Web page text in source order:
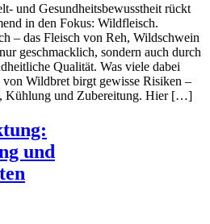
und Gesundheitsbewusstheit rückt
in den Fokus: Wildfleisch.
– das Fleisch von Reh, Wildschwein
geschmacklich, sondern auch durch
Qualität. Was viele dabei
Wildbret birgt gewisse Risiken –
Kühlung und Zubereitung. Hier […]
und